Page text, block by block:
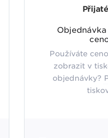
Používáte
zobrazit v
objednávky?